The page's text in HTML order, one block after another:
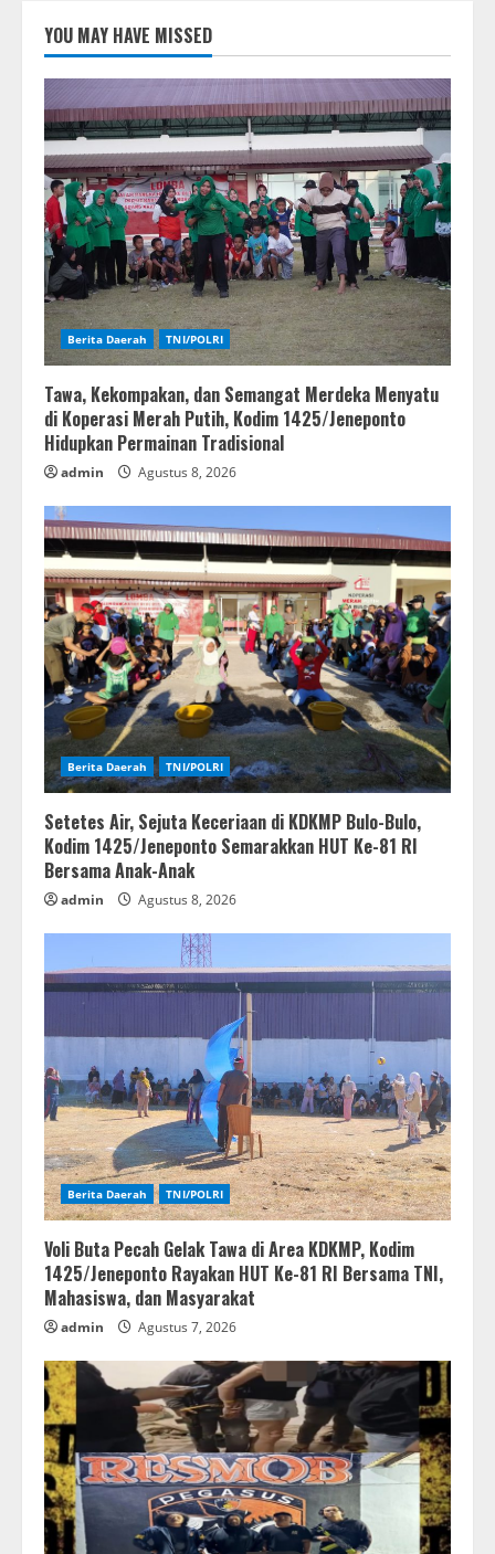
YOU MAY HAVE MISSED
Berita Daerah TNI/POLRI
Tawa, Kekompakan, dan Semangat Merdeka Menyatu
di Koperasi Merah Putih, Kodim 1425/Jeneponto
Hidupkan Permainan Tradisional
admin Agustus 8, 2026
Berita Daerah TNI/POLRI
Setetes Air, Sejuta Keceriaan di KDKMP Bulo-Bulo,
Kodim 1425/Jeneponto Semarakkan HUT Ke-81 RI
Bersama Anak-Anak
admin Agustus 8, 2026
Berita Daerah TNI/POLRI
Voli Buta Pecah Gelak Tawa di Area KDKMP, Kodim
1425/Jeneponto Rayakan HUT Ke-81 RI Bersama TNI,
Mahasiswa, dan Masyarakat
admin Agustus 7, 2026